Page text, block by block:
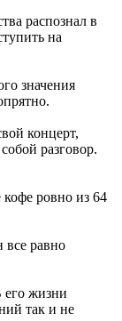
распознал в
на
значения
концерт,
разговор.
кофе ровно из 64
все равно
его жизни
так и не